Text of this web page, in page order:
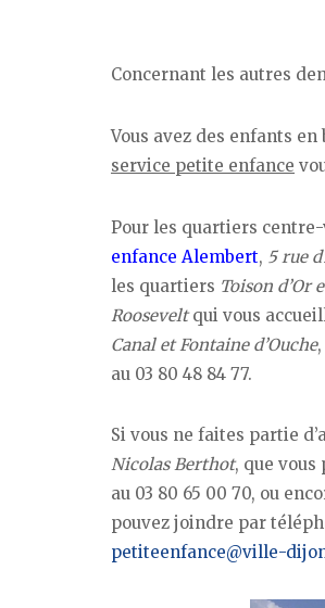
Concernant les autres
Vous avez des enfants
service petite enfance
Pour les quartiers
enfance Alembert, 5 rue
les quartiers Toison d’Or
Rooseveltqui vous
Canal et Fontaine d’Ouche
au 03 80 48 84 77.
Si vous ne faites partie
Nicolas Berthot, que vous
au 03 80 65 00 70, ou
pouvez joindre par
petiteenfance@ville-